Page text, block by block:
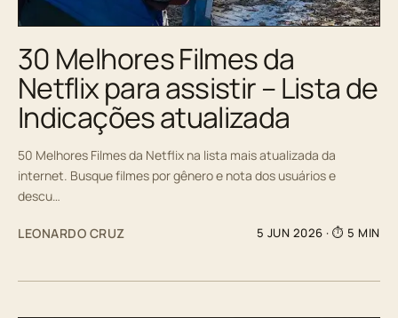
30 Melhores Filmes da
Netflix para assistir – Lista de
Indicações atualizada
50 Melhores Filmes da Netflix na lista mais atualizada da
internet. Busque filmes por gênero e nota dos usuários e
descu…
LEONARDO CRUZ 5 JUN 2026 · ⏱ 5 MIN